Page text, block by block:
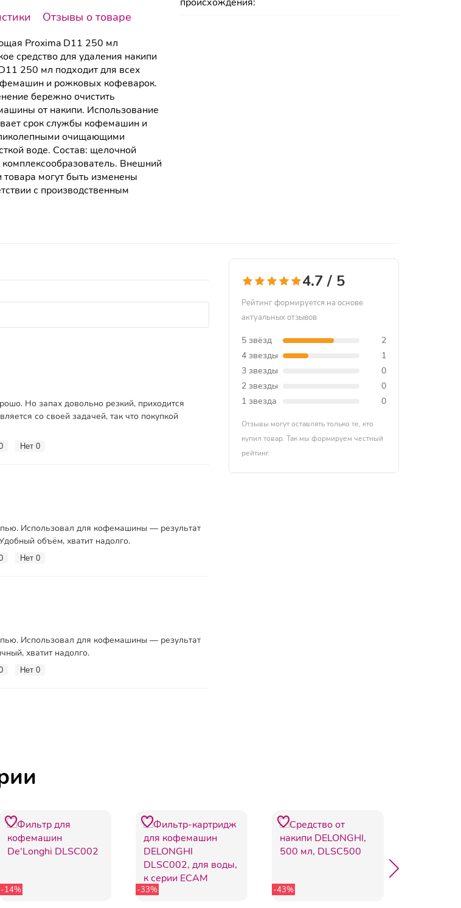
Отзывы о товаре
Proxima D11 250 мл
средство для удаления накипи
250 мл подходит для всех
и рожковых кофеварок.
бережно очистить
от накипи. Использование
срок службы кофемашин и
очищающими
воде. Состав: щелочной
Внешний
товара могут быть изменены
с производственным
Но запах довольно резкий, приходится
со своей задачей, так что покупкой
Нет 0
Использовал для кофемашины — результат
объём, хватит надолго.
Нет 0
Использовал для кофемашины — результат
хватит надолго.
Нет 0
4.7 / 5
Рейтинг формируется на основе
актуальных отзывов
5 звёзд
2
4 звезды
1
3 звезды
0
2 звезды
0
1 звезда
0
Отзывы могут оставлять только те, кто
купил товар. Так мы формируем честный
рейтинг.
-14% -33% -43%